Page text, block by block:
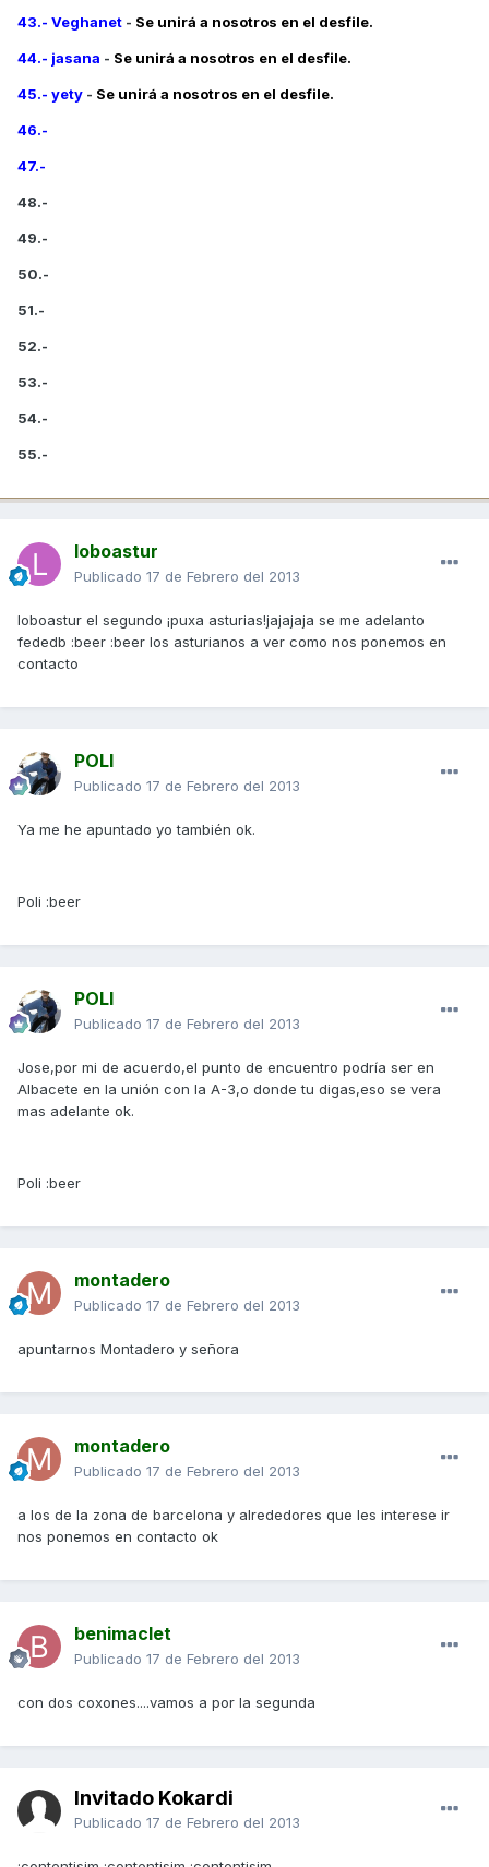
43.- Veghanet - Se unirá a nosotros en el desfile.
44.- jasana - Se unirá a nosotros en el desfile.
45.- yety - Se unirá a nosotros en el desfile.
46.-
47.-
48.-
49.-
50.-
51.-
52.-
53.-
54.-
55.-
loboastur
Publicado 17 de Febrero del 2013
loboastur el segundo ¡puxa asturias!jajajaja se me adelanto
fededb :beer :beer los asturianos a ver como nos ponemos en
contacto
POLI
Publicado 17 de Febrero del 2013
Ya me he apuntado yo también ok.
Poli :beer
POLI
Publicado 17 de Febrero del 2013
Jose,por mi de acuerdo,el punto de encuentro podría ser en
Albacete en la unión con la A-3,o donde tu digas,eso se vera
mas adelante ok.
Poli :beer
montadero
Publicado 17 de Febrero del 2013
apuntarnos Montadero y señora
montadero
Publicado 17 de Febrero del 2013
a los de la zona de barcelona y alrededores que les interese ir
nos ponemos en contacto ok
benimaclet
Publicado 17 de Febrero del 2013
con dos coxones....vamos a por la segunda
Invitado Kokardi
Publicado 17 de Febrero del 2013